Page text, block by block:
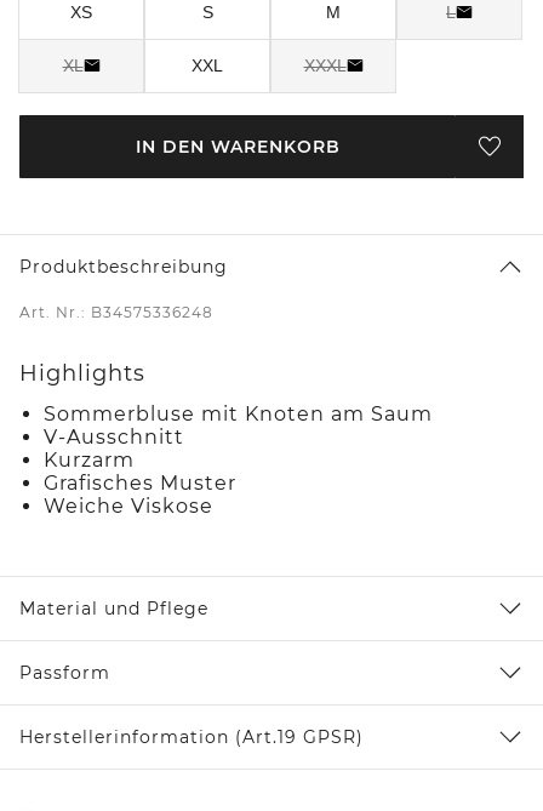
XS S M L
XL XXL XXXL
IN DEN WARENKORB
Produktbeschreibung
Art. Nr.: B34575336248
Highlights
Sommerbluse mit Knoten am Saum
V-Ausschnitt
Kurzarm
Grafisches Muster
Weiche Viskose
Material und Pflege
Passform
Herstellerinformation (Art.19 GPSR)